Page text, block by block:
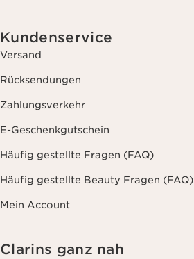
Feuchtigkeitspflege
Kundenservice
Versand
Rücksendungen
Zahlungsverkehr
E-Geschenkgutschein
Häufig gestellte Fragen (FAQ)
Häufig gestellte Beauty Fragen (FAQ)
Mein Account
Clarins ganz nah